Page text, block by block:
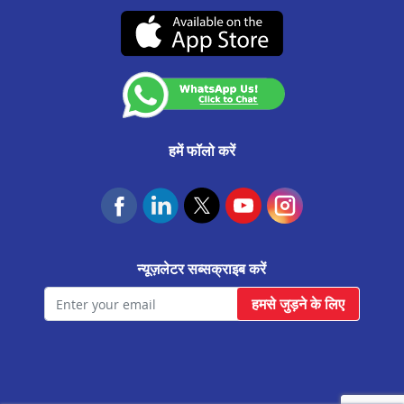
नारोल मे बैलेंस ट्रांसफर
नरोदा मे बैलेंस ट्रांसफर
सूरत उधना मे बैलेंस ट्रांसफर
अमरेली मे बैलेंस ट्रांसफर
सुरेंद्रनगर मे बैलेंस ट्रांसफर
उमरगाम मे बैलेंस ट्रांसफर
सूरत मे बैलेंस ट्रांसफर
पाटन मे बैलेंस ट्रांसफर
(07-दिसंबर-2026 तक वैध)
हमें फॉलो करें
न्यूज़लेटर सब्सक्राइब करें
हमसे जुड़ने के लिए